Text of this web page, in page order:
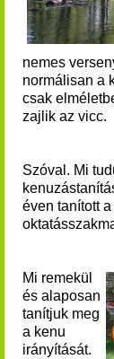
nemes
normálisan a
csak
zajlik az vicc.
Szóval. Mi
éven tanított
Mi remekül
és alaposan
tanítjuk meg
a kenu
irányítását.